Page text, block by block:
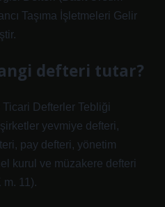
Taşıma İşletmeleri Gelir
defteri tutar?
Ticari Defterler Tebliği
yevmiye defteri,
pay defteri, yönetim
kurul ve müzakere defteri
m. 11).